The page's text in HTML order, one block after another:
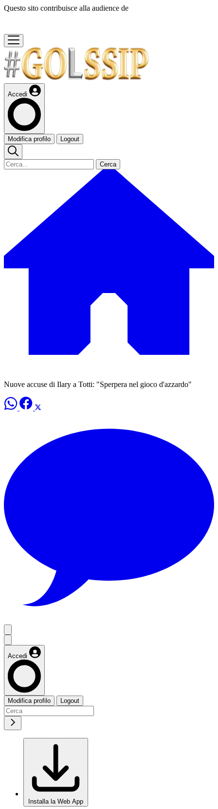
Questo sito contribuisce alla audience de
Accedi
Modifica profilo Logout
Cerca
Nuove accuse di Ilary a Totti: "Sperpera nel gioco d'azzardo"
Accedi
Modifica profilo Logout
Installa la Web App